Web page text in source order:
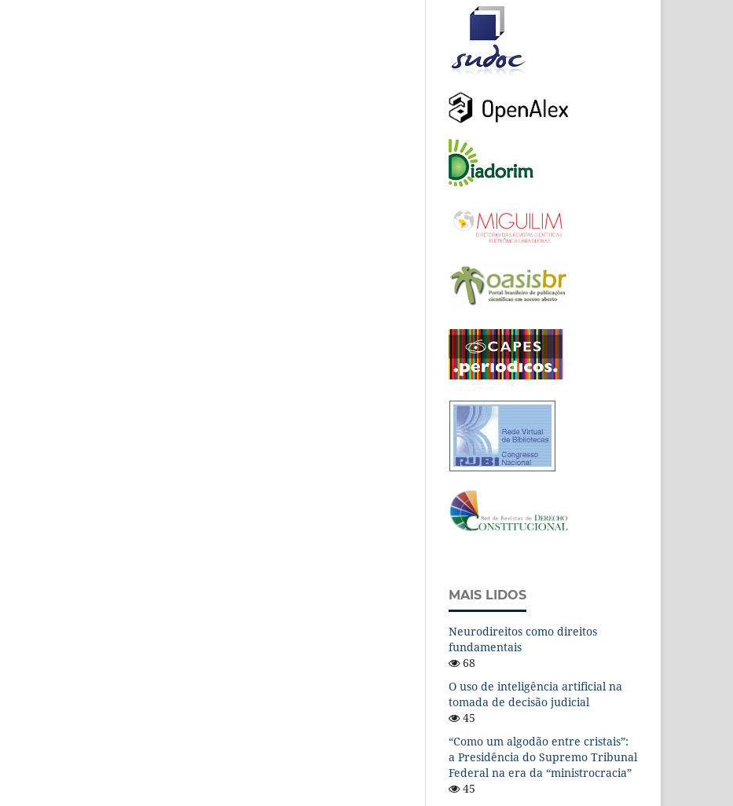
MAIS LIDOS
Neurodireitos como direitos
fundamentais
68
O uso de inteligência artificial na
tomada de decisão judicial
45
“Como um algodão entre cristais”:
a Presidência do Supremo Tribunal
Federal na era da “ministrocracia”
45